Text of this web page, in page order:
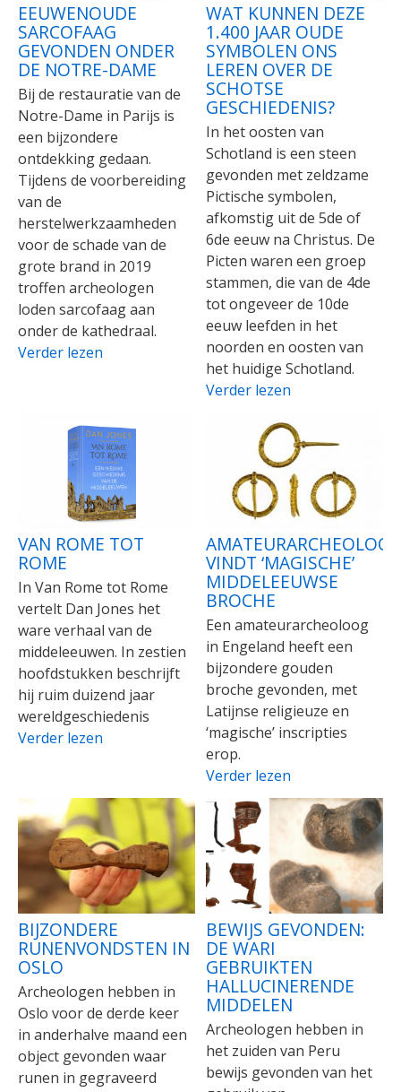
EEUWENOUDE
SARCOFAAG
GEVONDEN ONDER
DE NOTRE-DAME
Bij de restauratie van de
Notre-Dame in Parijs is
een bijzondere
ontdekking gedaan.
Tijdens de voorbereiding
van de
herstelwerkzaamheden
voor de schade van de
grote brand in 2019
troffen archeologen
loden sarcofaag aan
onder de kathedraal.
Verder lezen
WAT KUNNEN DEZE
1.400 JAAR OUDE
SYMBOLEN ONS
LEREN OVER DE
SCHOTSE
GESCHIEDENIS?
In het oosten van
Schotland is een steen
gevonden met zeldzame
Pictische symbolen,
afkomstig uit de 5de of
6de eeuw na Christus. De
Picten waren een groep
stammen, die van de 4de
tot ongeveer de 10de
eeuw leefden in het
noorden en oosten van
het huidige Schotland.
Verder lezen
VAN ROME TOT
ROME
In Van Rome tot Rome
vertelt Dan Jones het
ware verhaal van de
middeleeuwen. In zestien
hoofdstukken beschrijft
hij ruim duizend jaar
wereldgeschiedenis
Verder lezen
VINDT ‘MAGISCHE’
MIDDELEEUWSE
BROCHE
Een amateurarcheoloog
in Engeland heeft een
bijzondere gouden
broche gevonden, met
Latijnse religieuze en
‘magische’ inscripties
erop.
Verder lezen
BIJZONDERE
RUNENVONDSTEN IN
OSLO
Archeologen hebben in
Oslo voor de derde keer
in anderhalve maand een
object gevonden waar
runen in gegraveerd
BEWIJS GEVONDEN:
DE WARI
GEBRUIKTEN
HALLUCINERENDE
MIDDELEN
Archeologen hebben in
het zuiden van Peru
bewijs gevonden van het